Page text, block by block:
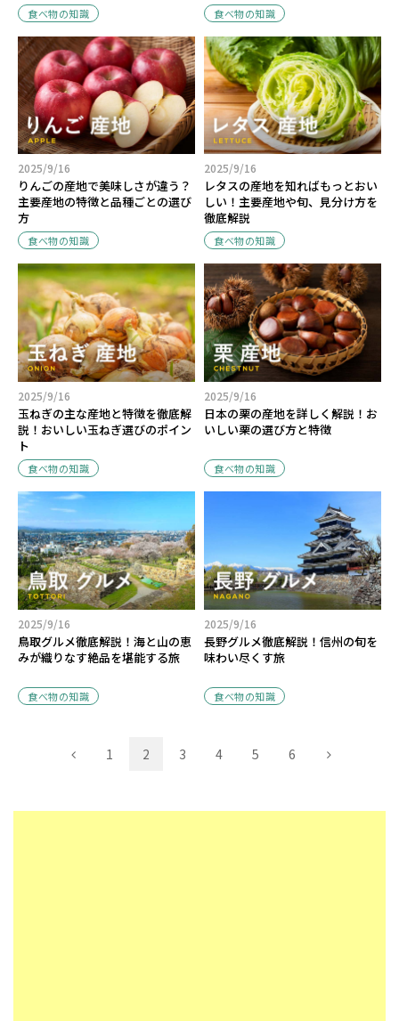
食べ物の知識 食べ物の知識
2025/9/16
りんごの産地で美味しさが違う？
主要産地の特徴と品種ごとの選び
方
食べ物の知識
2025/9/16
レタスの産地を知ればもっとおい
しい！主要産地や旬、見分け方を
徹底解説
食べ物の知識
2025/9/16
玉ねぎの主な産地と特徴を徹底解
説！おいしい玉ねぎ選びのポイン
ト
食べ物の知識
2025/9/16
日本の栗の産地を詳しく解説！お
いしい栗の選び方と特徴
食べ物の知識
2025/9/16
鳥取グルメ徹底解説！海と山の恵
みが織りなす絶品を堪能する旅
食べ物の知識
2025/9/16
長野グルメ徹底解説！信州の旬を
味わい尽くす旅
食べ物の知識
1 2 3 4 5 6